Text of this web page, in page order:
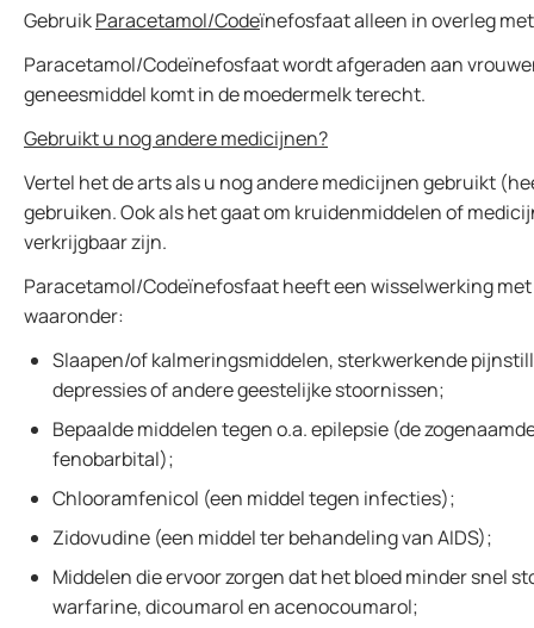
GebruikParacetamol/Codeïnefosfaat alleen in overleg
Paracetamol/Codeïnefosfaat wordt afgeraden aan
geneesmiddel komt in de moedermelk terecht.
Gebruikt u nog andere medicijnen?
Vertel het de arts als u nog andere medicijnen gebruikt
gebruiken. Ook als het gaat om kruidenmiddelen of
verkrijgbaar zijn.
Paracetamol/Codeïnefosfaat heeft een wisselwerking
waaronder:
Slaapen/of kalmeringsmiddelen, sterkwerkende
depressies of andere geestelijke stoornissen;
Bepaalde middelen tegen o.a. epilepsie (de
fenobarbital);
Chlooramfenicol (een middel tegen infecties);
Zidovudine (een middel ter behandeling van AIDS);
Middelen die ervoor zorgen dat het bloed minder snel
warfarine, dicoumarol en acenocoumarol;